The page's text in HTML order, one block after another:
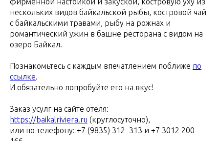
нескольких видов байкальской рыбы, костровой чай
с байкальскими травами, рыбу на рожнах и
романтический ужин в башне ресторана с видом на
озеро Байкал.
Познакомьтесь с каждым впечатлением поближе по
ссылке.
И обязательно попробуйте его на вкус!
Заказ усулг на сайте отеля:
https://baikalriviera.ru (круглосуточно),
или по телефону: +7 (9835) 312–313 и +7 3012 200-